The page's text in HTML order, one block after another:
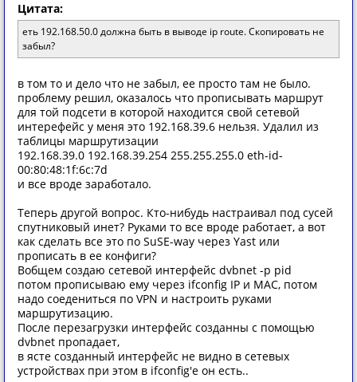
Цитата:
еть 192.168.50.0 должна быть в выводе ip route. Скопировать не
забыл?
в том то и дело что не забыл, ее просто там не было.
проблему решил, оказалось что прописывать маршрут
для той подсети в которой находится свой сетевой
интерефейс у меня это 192.168.39.6 нельзя. Удалил из
таблицы маршрутизации
192.168.39.0 192.168.39.254 255.255.255.0 eth-id-
00:80:48:1f:6c:7d
и все вроде заработало.
Теперь другой вопрос. Кто-нибудь настраивал под сусей
спутниковый инет? Руками то все вроде работает, а вот
как сделать все это по SuSE-way через Yast или
прописать в ее конфиги?
Вобщем создаю сетевой интерфейс dvbnet -p pid
потом прописываю ему через ifconfig IP и MAC, потом
надо соедениться по VPN и настроить руками
маршрутизацию.
После перезагрузки интерфейс созданны с помощью
dvbnet пропадает,
в ясте созданный интерфейс не видно в сетевых
устройствах при этом в ifconfig'e он есть..